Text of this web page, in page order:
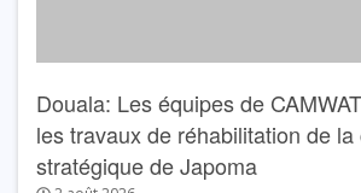
Douala: Les équipes de
les travaux de réhabilitation de
stratégique de Japoma